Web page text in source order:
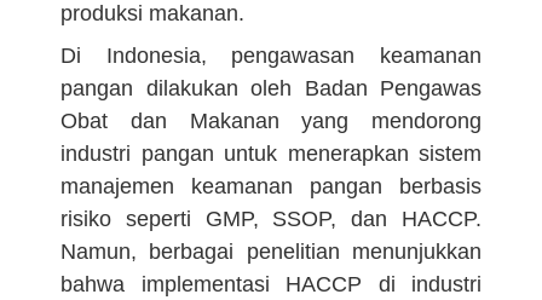
produksi makanan.
Di Indonesia, pengawasan keamanan
pangan dilakukan oleh Badan Pengawas
Obat dan Makanan yang mendorong
industri pangan untuk menerapkan sistem
manajemen keamanan pangan berbasis
risiko seperti GMP, SSOP, dan HACCP.
Namun, berbagai penelitian menunjukkan
bahwa implementasi HACCP di industri